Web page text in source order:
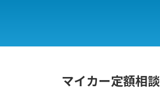
マイカー定額相談